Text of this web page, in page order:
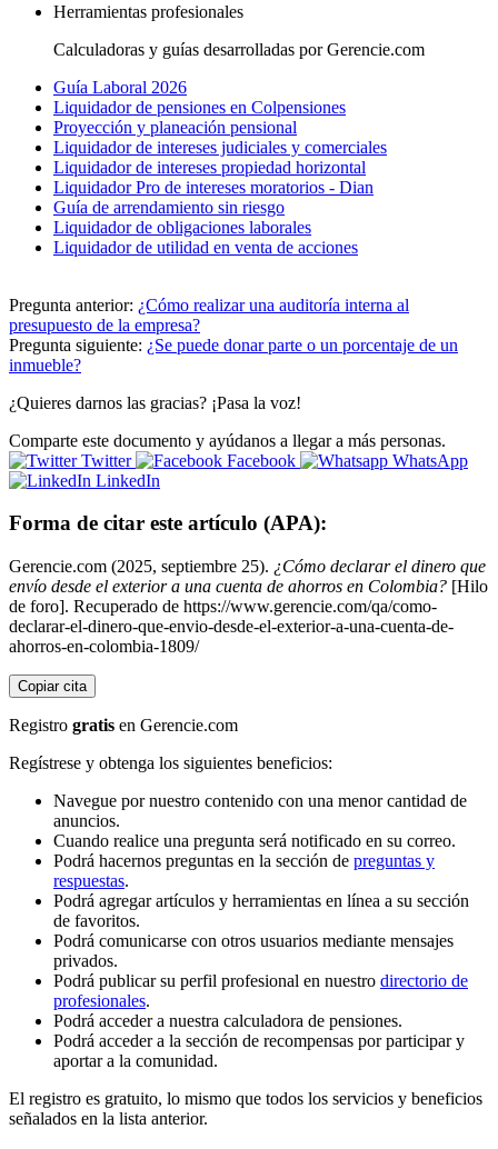
Herramientas profesionales
Calculadoras y guías desarrolladas por Gerencie.com
Guía Laboral 2026
Liquidador de pensiones en Colpensiones
Proyección y planeación pensional
Liquidador de intereses judiciales y comerciales
Liquidador de intereses propiedad horizontal
Liquidador Pro de intereses moratorios - Dian
Guía de arrendamiento sin riesgo
Liquidador de obligaciones laborales
Liquidador de utilidad en venta de acciones
Pregunta anterior: ¿Cómo realizar una auditoría interna al
presupuesto de la empresa?
Pregunta siguiente: ¿Se puede donar parte o un porcentaje de un
inmueble?
¿Quieres darnos las gracias? ¡Pasa la voz!
Comparte este documento y ayúdanos a llegar a más personas.
Twitter
Facebook
WhatsApp
LinkedIn
Forma de citar este artículo (APA):
Gerencie.com (2025, septiembre 25). ¿Cómo declarar el dinero que
envío desde el exterior a una cuenta de ahorros en Colombia? [Hilo
de foro]. Recuperado de https://www.gerencie.com/qa/como-
declarar-el-dinero-que-envio-desde-el-exterior-a-una-cuenta-de-
ahorros-en-colombia-1809/
Copiar cita
Registro gratis en Gerencie.com
Regístrese y obtenga los siguientes beneficios:
Navegue por nuestro contenido con una menor cantidad de
anuncios.
Cuando realice una pregunta será notificado en su correo.
Podrá hacernos preguntas en la sección de preguntas y
respuestas.
Podrá agregar artículos y herramientas en línea a su sección
de favoritos.
Podrá comunicarse con otros usuarios mediante mensajes
privados.
Podrá publicar su perfil profesional en nuestro directorio de
profesionales.
Podrá acceder a nuestra calculadora de pensiones.
Podrá acceder a la sección de recompensas por participar y
aportar a la comunidad.
El registro es gratuito, lo mismo que todos los servicios y beneficios
señalados en la lista anterior.